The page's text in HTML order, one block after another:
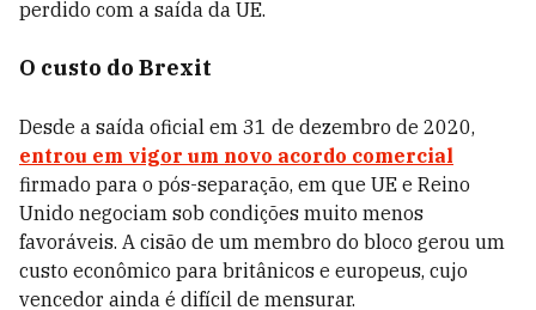
perdido com a saída da UE.
O custo do Brexit
Desde a saída oficial em 31 de dezembro de 2020,
entrou em vigor um novo acordo comercial
firmado para o pós-separação, em que UE e Reino
Unido negociam sob condições muito menos
favoráveis. A cisão de um membro do bloco gerou um
custo econômico para britânicos e europeus, cujo
vencedor ainda é difícil de mensurar.